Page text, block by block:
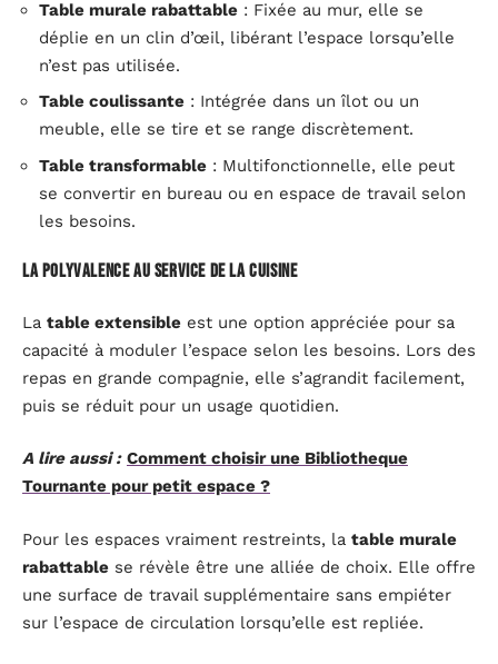
Table murale rabattable : Fixée au mur, elle se
déplie en un clin d’œil, libérant l’espace lorsqu’elle
n’est pas utilisée.
Table coulissante : Intégrée dans un îlot ou un
meuble, elle se tire et se range discrètement.
Table transformable : Multifonctionnelle, elle peut
se convertir en bureau ou en espace de travail selon
les besoins.
La polyvalence au service de la cuisine
La table extensible est une option appréciée pour sa
capacité à moduler l’espace selon les besoins. Lors des
repas en grande compagnie, elle s’agrandit facilement,
puis se réduit pour un usage quotidien.
A lire aussi : Comment choisir une Bibliotheque
Tournante pour petit espace ?
Pour les espaces vraiment restreints, la table murale
rabattable se révèle être une alliée de choix. Elle offre
une surface de travail supplémentaire sans empiéter
sur l’espace de circulation lorsqu’elle est repliée.